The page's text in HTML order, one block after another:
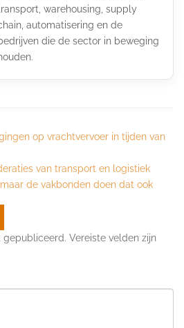
warehousing, supply
automatisering en de
die de sector in beweging
op vrachtvervoer in tijden van
van transport en logistiek
de vakbonden doen dat ook
gepubliceerd. Vereiste velden zijn